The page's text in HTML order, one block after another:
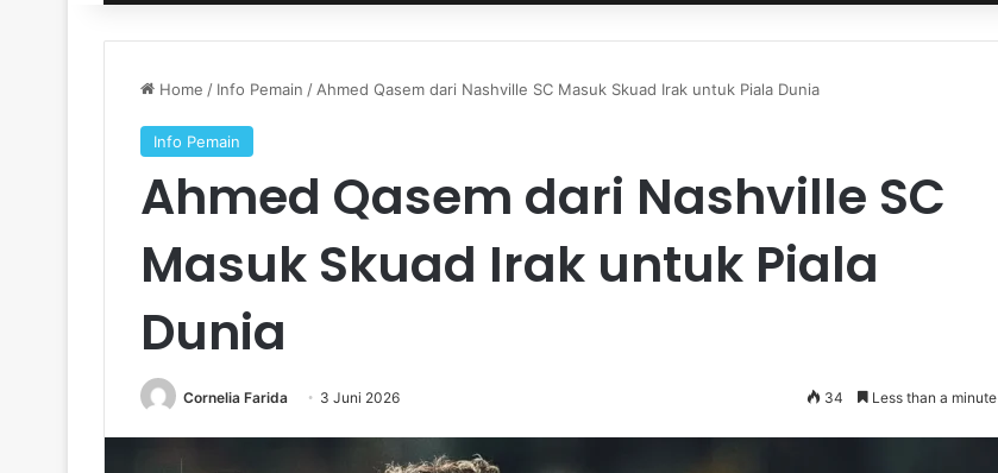
Home / Info Pemain / Ahmed Qasem dari Nashville SC Masuk Skuad Irak untuk Piala Dunia
Info Pemain
Ahmed Qasem dari Nashville SC
Masuk Skuad Irak untuk Piala
Dunia
Cornelia Farida 3 Juni 2026 34 Less than a minute